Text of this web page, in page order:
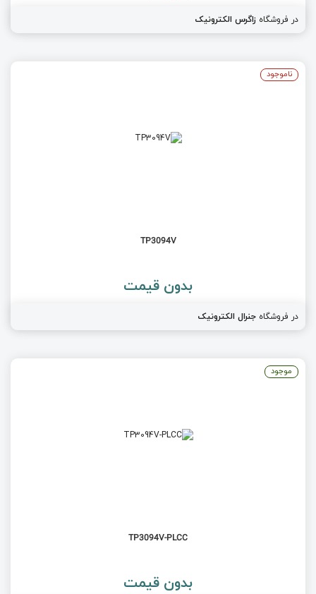
در فروشگاه زاگرس الکترونیک
TP3094V
بدون قیمت
در فروشگاه جنرال الکترونیک
ناموجود
TP3094V-PLCC
بدون قیمت
موجود